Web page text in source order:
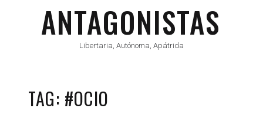
ANTAGONISTAS
Libertaria, Autónoma, Apátrida
TAG: #OCIO